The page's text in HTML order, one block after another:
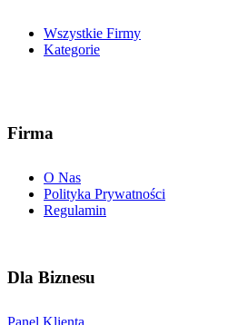
Wszystkie Firmy
Kategorie
Firma
O Nas
Polityka Prywatności
Regulamin
Dla Biznesu
Panel Klienta